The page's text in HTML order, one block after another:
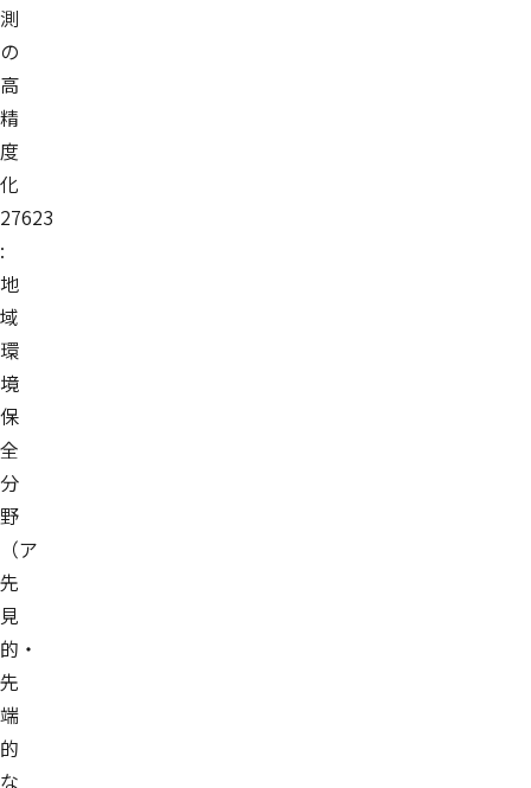
測
の
高
精
度
化
27623
:
地
域
環
境
保
全
分
野
（ア
先
見
的・
先
端
的
な